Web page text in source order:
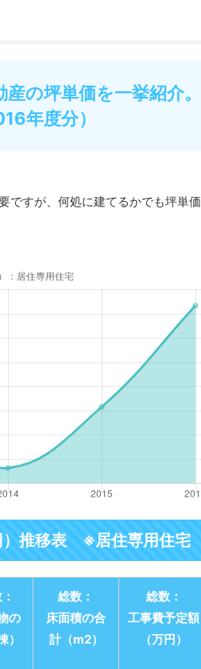
の坪単価を一挙紹介。
年度分）
ですが、何処に建てるかでも坪単価
）推移表 ※居住専用住宅
の
）
総数：
床面積の合
計（m2）
総数：
工事費予定額
（万円）